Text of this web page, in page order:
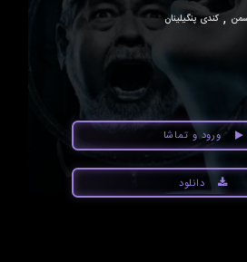
, کندی پنگیلینان
ورود و تماشا
دانلود